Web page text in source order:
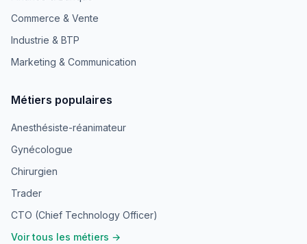
Commerce & Vente
Industrie & BTP
Marketing & Communication
Métiers populaires
Anesthésiste-réanimateur
Gynécologue
Chirurgien
Trader
CTO (Chief Technology Officer)
Voir tous les métiers →